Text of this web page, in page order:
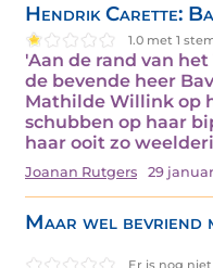
Hendrik Carette:
1.0 met 1
'Aan de rand van
de bevende heer
Mathilde Willink op
schubben op haar
haar ooit zo
Joanan Rutgers 29
Maar wel bevriend
Er is nog